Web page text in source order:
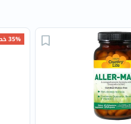
35% خصم